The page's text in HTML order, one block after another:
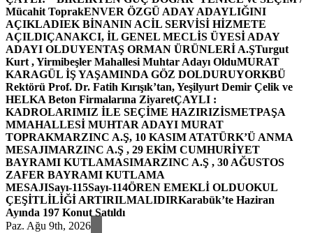
Mücahit ToprakENVER ÖZGÜ ADAY ADAYLIĞINI
AÇIKLADIEK BİNANIN ACİL SERVİSİ HİZMETE
AÇILDIÇANAKCI, İL GENEL MECLİS ÜYESİ ADAY
ADAYI OLDUYENTAŞ ORMAN ÜRÜNLERİ A.ŞTurgut
Kurt , Yirmibeşler Mahallesi Muhtar Adayı OlduMURAT
KARAGÜL İŞ YAŞAMINDA GÖZ DOLDURUYORKBÜ
Rektörü Prof. Dr. Fatih Kırışık’tan, Yeşilyurt Demir Çelik ve
HELKA Beton Firmalarına ZiyaretÇAYLI :
KADROLARIMIZ İLE SEÇİME HAZIRIZİSMETPAŞA
MMAHALLESİ MUHTAR ADAYI MURAT
TOPRAKMARZINC A.Ş, 10 KASIM ATATÜRK’Ü ANMA
MESAJIMARZINC A.Ş , 29 EKİM CUMHURİYET
BAYRAMI KUTLAMASIMARZINC A.Ş , 30 AĞUSTOS
ZAFER BAYRAMI KUTLAMA
MESAJISayı-115Sayı-114ÖREN EMEKLİ OLDUOKUL
ÇEŞİTLİLİĞİ ARTIRILMALIDIRKarabük’te Haziran
Ayında 197 Konut Satıldı
Paz. Ağu 9th, 2026